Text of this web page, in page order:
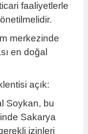
faaliyetlerle
merkezinde
en doğal
açık:
Soykan, bu
Sakarya
izinleri